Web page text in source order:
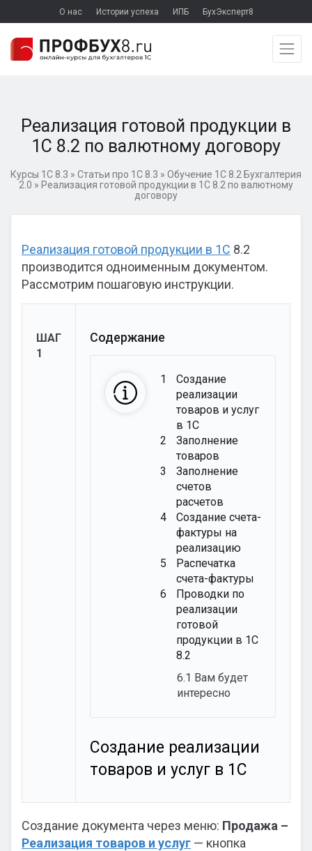
О нас Истории успеха ИПБ БухЭксперт8
Реализация готовой продукции в
1С 8.2 по валютному договору
Курсы 1С 8.3 » Статьи про 1С 8.3 » Обучение 1С 8.2 Бухгалтерия
2.0 » Реализация готовой продукции в 1С 8.2 по валютному
договору
Реализация готовой продукции в 1С 8.2
производится одноименным документом.
Рассмотрим пошаговую инструкции.
ШАГ
1
Содержание
1
Создание
реализации
товаров и услуг
в 1С
2
Заполнение
товаров
3
Заполнение
счетов
расчетов
4
Создание счета-
фактуры на
реализацию
5
Распечатка
счета-фактуры
6
Проводки по
реализации
готовой
продукции в 1С
8.2
6.1 Вам будет
интересно
Создание реализации
товаров и услуг в 1С
Создание документа через меню: Продажа –
Реализация товаров и услуг — кнопка